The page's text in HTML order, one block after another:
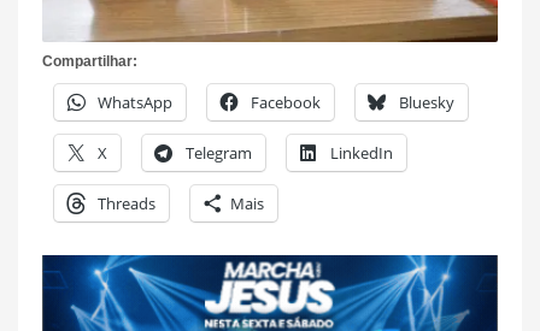
Compartilhar:
WhatsApp Facebook Bluesky
X Telegram LinkedIn
Threads Mais